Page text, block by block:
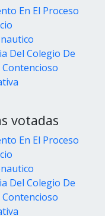
En El Proceso
Del Colegio De
Contencioso
votadas
En El Proceso
Del Colegio De
Contencioso